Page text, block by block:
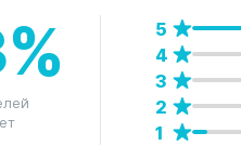
5
4
3
2
1